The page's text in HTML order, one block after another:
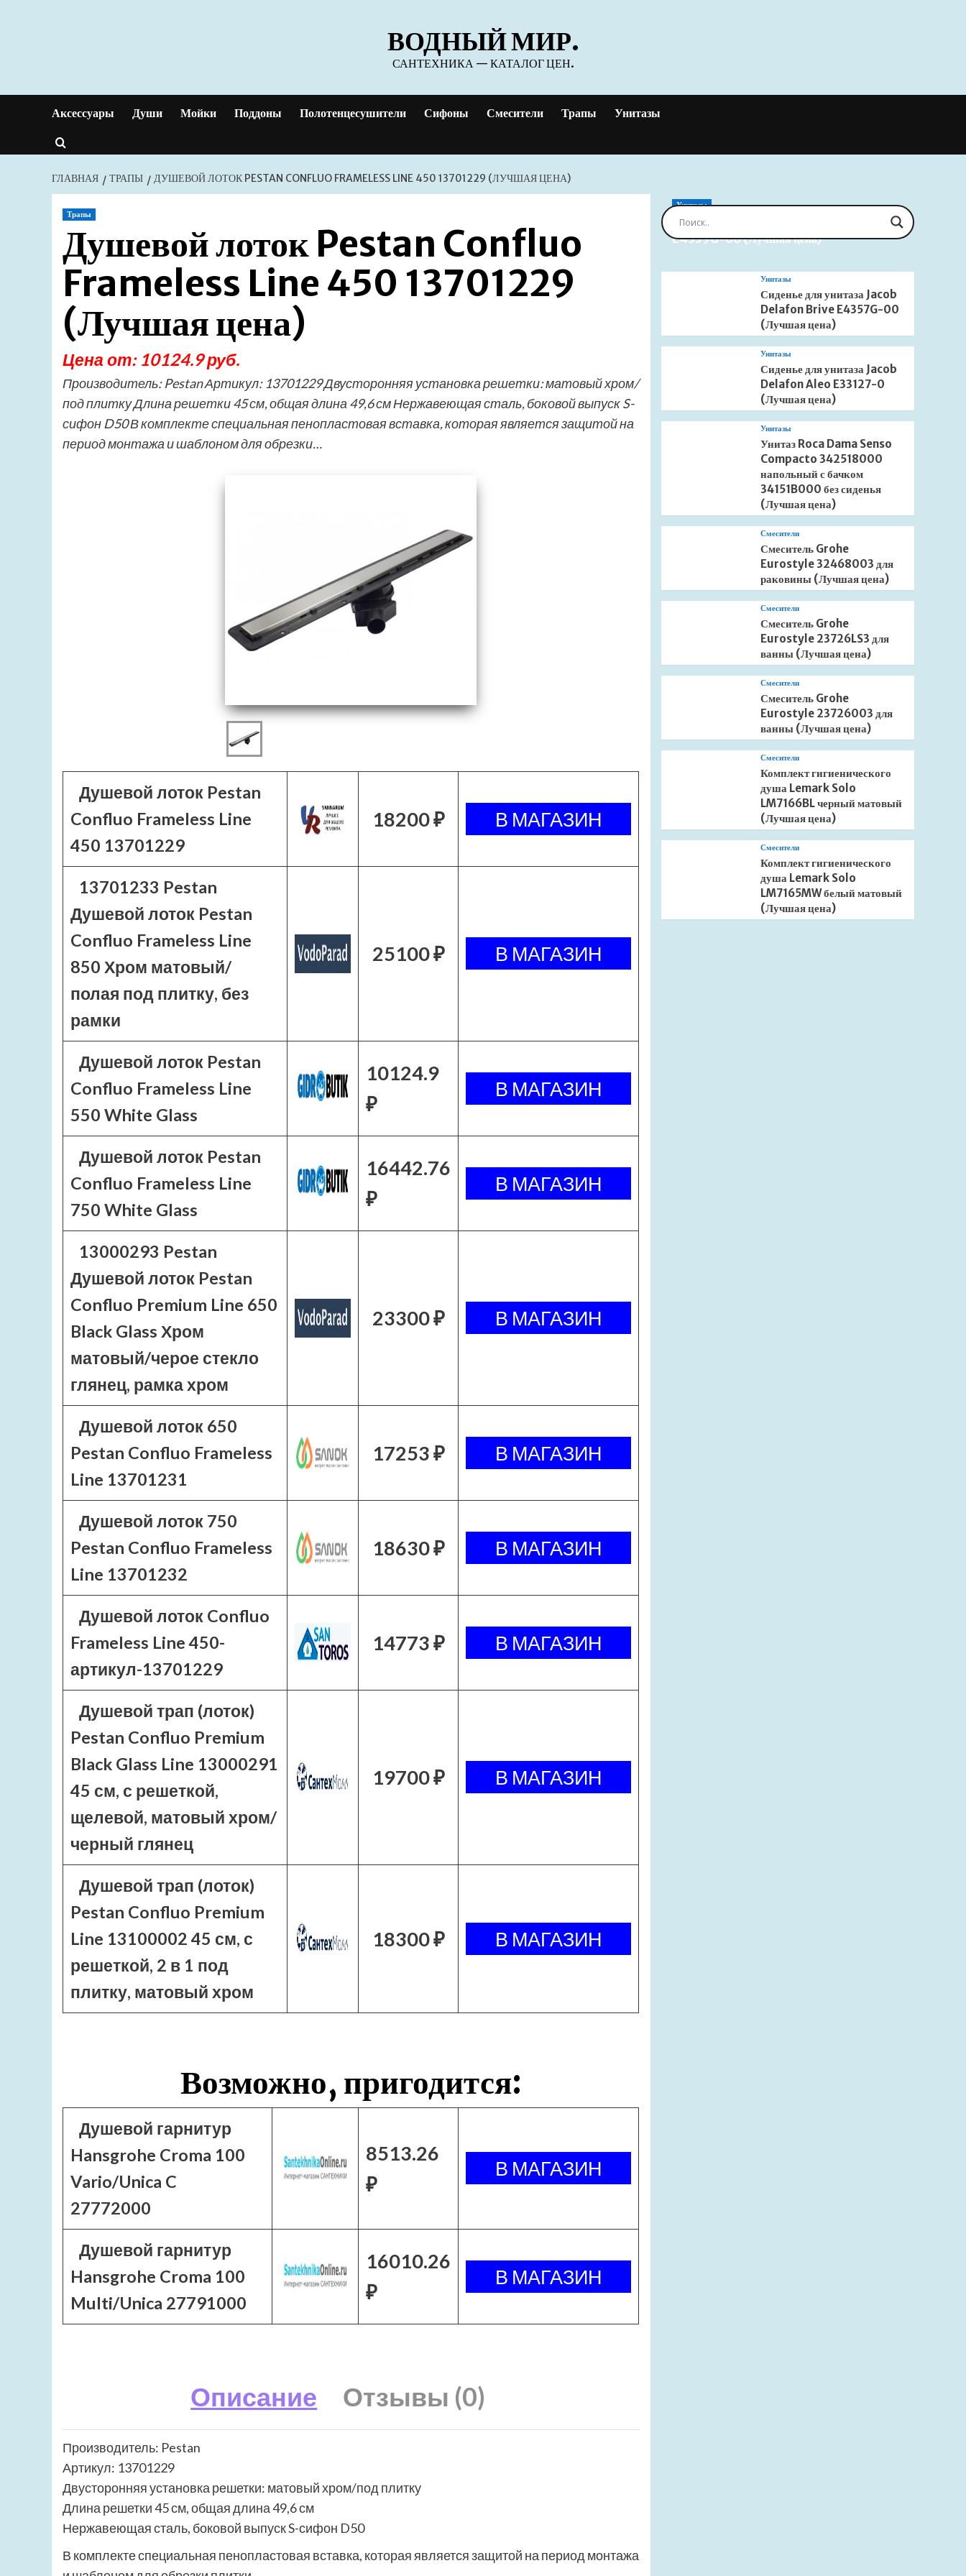
ВОДНЫЙ МИР.
САНТЕХНИКА — КАТАЛОГ ЦЕН.
Аксессуары Души Мойки Поддоны Полотенцесушители Сифоны Смесители Трапы Унитазы
ГЛАВНАЯ ТРАПЫ ДУШЕВОЙ ЛОТОК PESTAN CONFLUO FRAMELESS LINE 450 13701229 (ЛУЧШАЯ ЦЕНА)
Трапы
Душевой лоток Pestan Confluo
Frameless Line 450 13701229
(Лучшая цена)
Цена от: 10124.9 руб.
Производитель: Pestan Артикул: 13701229 Двусторонняя установка решетки: матовый хром/
под плитку Длина решетки 45 см, общая длина 49,6 см Нержавеющая сталь, боковой выпуск S-
сифон D50 В комплекте специальная пенопластовая вставка, которая является защитой на
период монтажа и шаблоном для обрезки…
Душевой лоток Pestan
Confluo Frameless Line
450 13701229
18200 ₽
13701233 Pestan
Душевой лоток Pestan
Confluo Frameless Line
850 Хром матовый/
полая под плитку, без
рамки
25100 ₽
Душевой лоток Pestan
Confluo Frameless Line
550 White Glass
10124.9
₽
Душевой лоток Pestan
Confluo Frameless Line
750 White Glass
16442.76
₽
13000293 Pestan
Душевой лоток Pestan
Confluo Premium Line 650
Black Glass Хром
матовый/черое стекло
глянец, рамка хром
23300 ₽
Душевой лоток 650
Pestan Confluo Frameless
Line 13701231
17253 ₽
Душевой лоток 750
Pestan Confluo Frameless
Line 13701232
18630 ₽
Душевой лоток Confluo
Frameless Line 450-
артикул-13701229
14773 ₽
Душевой трап (лоток)
Pestan Confluo Premium
Black Glass Line 13000291
45 см, с решеткой,
щелевой, матовый хром/
черный глянец
19700 ₽
Душевой трап (лоток)
Pestan Confluo Premium
Line 13100002 45 см, с
решеткой, 2 в 1 под
плитку, матовый хром
18300 ₽
Возможно, пригодится:
Душевой гарнитур
Hansgrohe Croma 100
Vario/Unica C
27772000
8513.26
₽
Душевой гарнитур
Hansgrohe Croma 100
Multi/Unica 27791000
16010.26
₽
Описание Отзывы (0)
Производитель: Pestan
Артикул: 13701229
Двусторонняя установка решетки: матовый хром/под плитку
Длина решетки 45 см, общая длина 49,6 см
Нержавеющая сталь, боковой выпуск S-сифон D50
В комплекте специальная пенопластовая вставка, которая является защитой на период монтажа
Унитазы
Сиденье для унитаза Jacob Delafon Brive
E4359G-00 (Лучшая цена)
Унитазы
Сиденье для унитаза Jacob
Delafon Brive E4357G-00
(Лучшая цена)
Унитазы
Сиденье для унитаза Jacob
Delafon Aleo E33127-0
(Лучшая цена)
Унитазы
Унитаз Roca Dama Senso
Compacto 342518000
напольный с бачком
34151B000 без сиденья
(Лучшая цена)
Смесители
Смеситель Grohe
Eurostyle 32468003 для
раковины (Лучшая цена)
Смесители
Смеситель Grohe
Eurostyle 23726LS3 для
ванны (Лучшая цена)
Смесители
Смеситель Grohe
Eurostyle 23726003 для
ванны (Лучшая цена)
Смесители
Комплект гигиенического
душа Lemark Solo
LM7166BL черный матовый
(Лучшая цена)
Смесители
Комплект гигиенического
душа Lemark Solo
LM7165MW белый матовый
(Лучшая цена)